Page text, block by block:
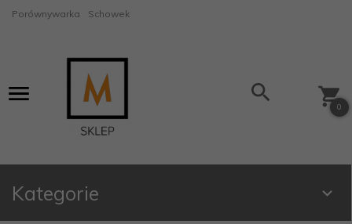
Porównywarka Schowek
0
Kategorie